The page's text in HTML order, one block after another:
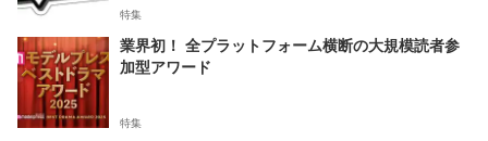
特集
業界初！ 全プラットフォーム横断の大規模読者参
加型アワード
特集